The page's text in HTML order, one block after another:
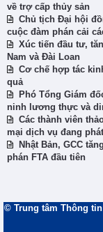
về trợ cấp thủy sản
Chủ tịch Đại hội
cuộc đàm phán cải
Xúc tiến đầu tư,
Nam và Đài Loan
Cơ chế hợp tác
quả
Phó Tổng Giám
ninh lương thực và
Các thành viên
mại dịch vụ đang
Nhật Bản, GCC
phán FTA đầu tiên
© Trung tâm Thông